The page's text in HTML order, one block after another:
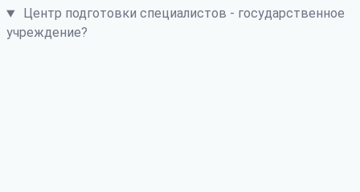
Центр подготовки специалистов - государственное
учреждение?